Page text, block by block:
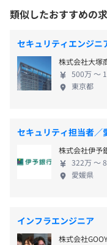
「竹ノ塚駅」より徒
・祝日
・夏季休暇３日
・冬季休暇４日
・慶弔休暇
・産前産後休暇
・看護休業（取得実
葛飾区・江戸川区
える登録ヘルパーが在籍
No.1の実績。事業
に相談できる環境
ご家族さまの満足
問介護サービス件
の生活を支えています。 さらに私たちは
まざまな事業を展
ゆくリーディング
類似したおすすめの
セキュリティエンジニ
株式会社大塚
500万 〜
東京都
セキュリティ担当者／
株式会社伊予
322万 〜
愛媛県
インフラエンジニア
株式会社